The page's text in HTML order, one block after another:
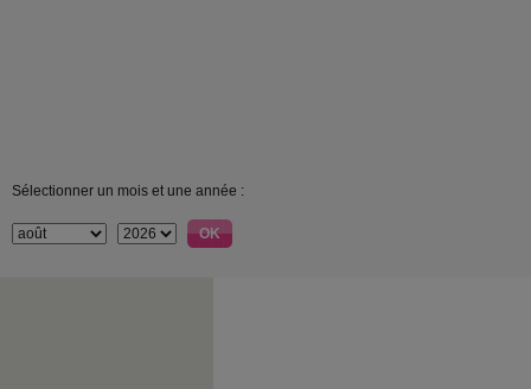
Sélectionner un mois et une année :